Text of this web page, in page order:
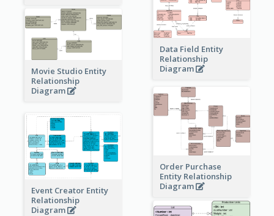
Data Field Entity
Relationship
Diagram
Movie Studio Entity
Relationship
Diagram
Order Purchase
Entity Relationship
Diagram
Event Creator Entity
Relationship
Diagram